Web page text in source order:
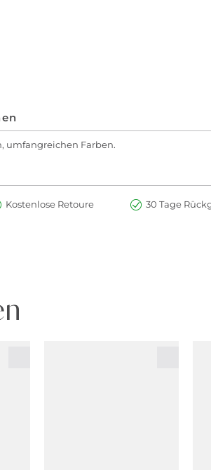
umfangreichen Farben.
Kostenlose Retoure 30 Tage